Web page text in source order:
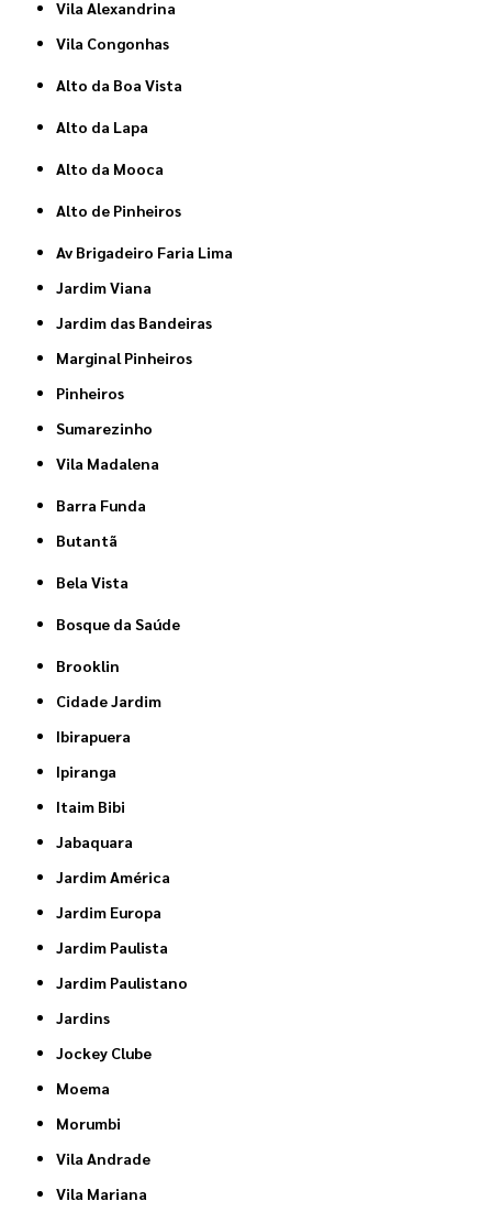
Vila Alexandrina
Vila Congonhas
Alto da Boa Vista
Alto da Lapa
Alto da Mooca
Alto de Pinheiros
Av Brigadeiro Faria Lima
Jardim Viana
Jardim das Bandeiras
Marginal Pinheiros
Pinheiros
Sumarezinho
Vila Madalena
Barra Funda
Butantã
Bela Vista
Bosque da Saúde
Brooklin
Cidade Jardim
Ibirapuera
Ipiranga
Itaim Bibi
Jabaquara
Jardim América
Jardim Europa
Jardim Paulista
Jardim Paulistano
Jardins
Jockey Clube
Moema
Morumbi
Vila Andrade
Vila Mariana